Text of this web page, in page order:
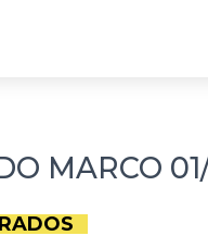
MARCO